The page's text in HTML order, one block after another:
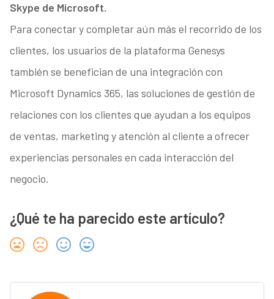
Skype de Microsoft.
Para conectar y completar aún más el recorrido de los
clientes, los usuarios de la plataforma Genesys
también se benefician de una integración con
Microsoft Dynamics 365, las soluciones de gestión de
relaciones con los clientes que ayudan a los equipos
de ventas, marketing y atención al cliente a ofrecer
experiencias personales en cada interacción del
negocio.
¿Qué te ha parecido este artículo?